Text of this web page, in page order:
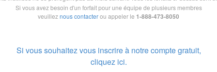
Si vous avez besoin d'un forfait pour une équipe de plusieurs membres
veuilleznous contacterou appeler le 1-888-473-8050
Si vous souhaitez vous inscrire à notre compte gratuit,
cliquez ici.